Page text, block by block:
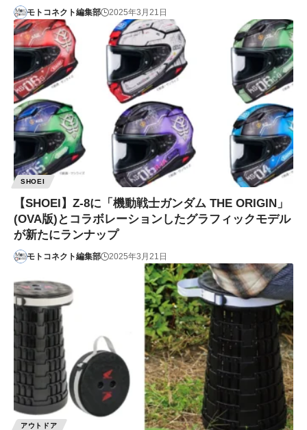
モトコネクト編集部 2025年3月21日
SHOEI
【SHOEI】Z-8に「機動戦士ガンダム THE ORIGIN」
(OVA版)とコラボレーションしたグラフィックモデル
が新たにランナップ
モトコネクト編集部 2025年3月21日
アウトドア